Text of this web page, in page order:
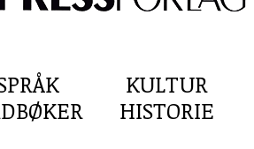
KULTUR
HISTORIE